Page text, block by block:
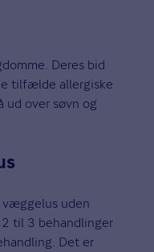
Deres bid
tilfælde allergiske
ud over søvn og
uden
til 3 behandlinger
Det er